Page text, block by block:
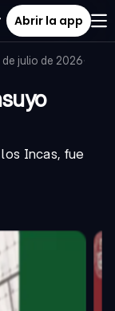
Abrir la app
de julio de 2026·
Incas, fue